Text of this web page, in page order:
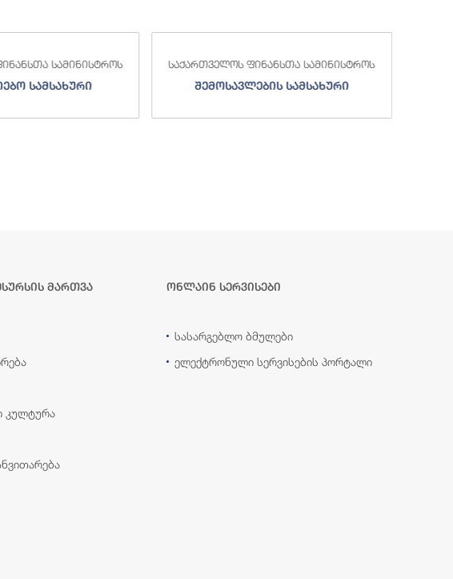
სამინისტროს
სამსახური
საქართველოს ფინანსთა სამინისტროს
შემოსავლების სამსახური
მართვა
კულტურა
ონლაინ სერვისები
სასარგებლო ბმულები
ელექტრონული სერვისების პორტალი